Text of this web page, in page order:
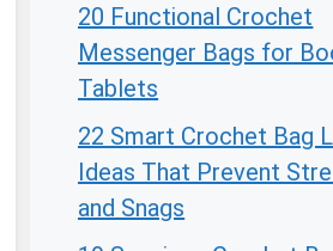
20 Functional Crochet
Messenger Bags for
Tablets
22 Smart Crochet Bag
Ideas That Prevent
and Snags